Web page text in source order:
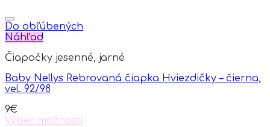
Do obľúbených
Náhľad
Čiapočky jesenné, jarné
Baby Nellys Rebrovaná čiapka Hviezdičky – čierna,
vel. 92/98
9€
Výber možností